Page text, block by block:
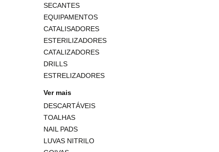
SECANTES
EQUIPAMENTOS
CATALISADORES
ESTERILIZADORES
CATALIZADORES
DRILLS
ESTRELIZADORES
Ver mais
DESCARTÁVEIS
TOALHAS
NAIL PADS
LUVAS NITRILO